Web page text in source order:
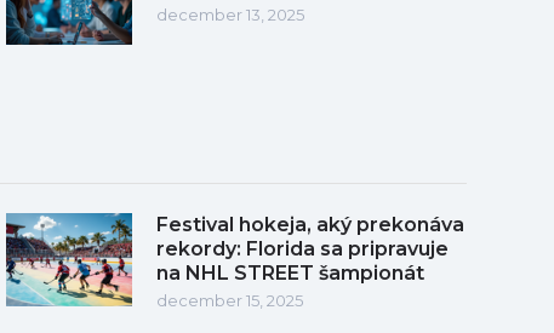
december 13, 2025
Festival hokeja, aký prekonáva
rekordy: Florida sa pripravuje
na NHL STREET šampionát
december 15, 2025